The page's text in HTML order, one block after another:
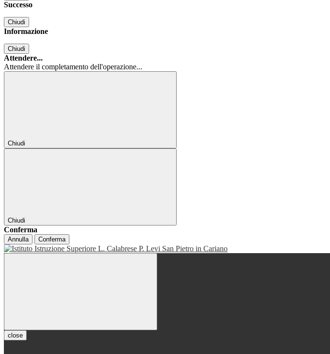
Successo
Chiudi
Informazione
Chiudi
Attendere...
Attendere il completamento dell'operazione...
Chiudi
Chiudi
Conferma
Annulla Conferma
close